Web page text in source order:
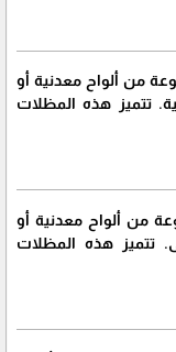
من ألواح معدنية أو
تتميز هذه المظلات
من ألواح معدنية أو
تتميز هذه المظلات